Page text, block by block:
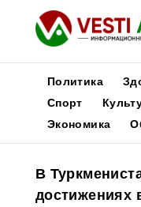
Новости
Медиа
Афиша
Политика
Спорт
Экономика
В
достижениях